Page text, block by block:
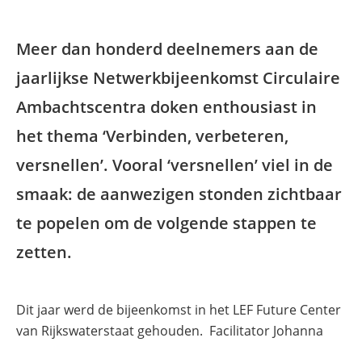
Meer dan honderd deelnemers aan de
jaarlijkse Netwerkbijeenkomst Circulaire
Ambachtscentra doken enthousiast in
het thema ‘Verbinden, verbeteren,
versnellen’. Vooral ‘versnellen’ viel in de
smaak: de aanwezigen stonden zichtbaar
te popelen om de volgende stappen te
zetten.
Dit jaar werd de bijeenkomst in het LEF Future Center
van Rijkswaterstaat gehouden. Facilitator Johanna